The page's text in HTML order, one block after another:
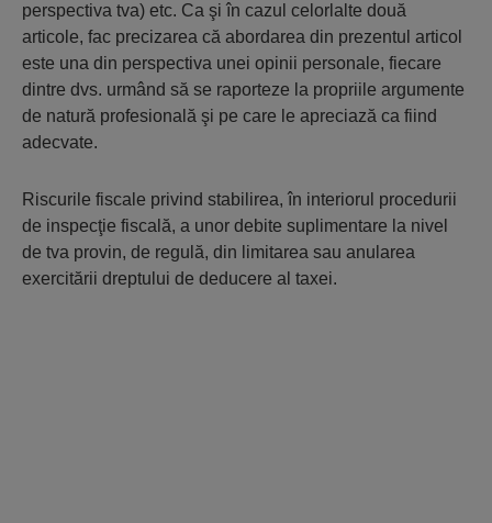
perspectiva tva) etc. Ca şi în cazul celorlalte două
articole, fac precizarea că abordarea din prezentul articol
este una din perspectiva unei opinii personale, fiecare
dintre dvs. urmând să se raporteze la propriile argumente
de natură profesională şi pe care le apreciază ca fiind
adecvate.
Riscurile fiscale privind stabilirea, în interiorul procedurii
de inspecţie fiscală, a unor debite suplimentare la nivel
de tva provin, de regulă, din limitarea sau anularea
exercitării dreptului de deducere al taxei.